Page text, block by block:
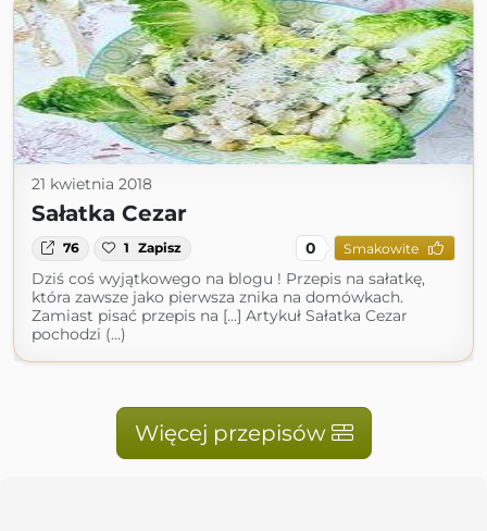
21 kwietnia 2018
Sałatka Cezar
76 1 Zapisz 0 Smakowite
Dziś coś wyjątkowego na blogu ! Przepis na sałatkę,
która zawsze jako pierwsza znika na domówkach.
Zamiast pisać przepis na […] Artykuł Sałatka Cezar
pochodzi (...)
Więcej przepisów